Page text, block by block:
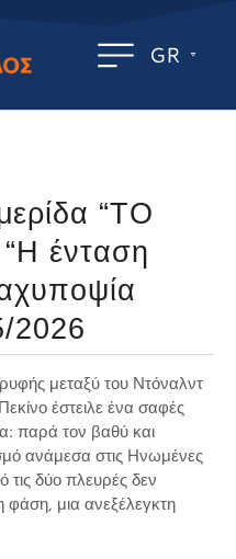
GR
“ΤΟ
ένταση
2026
μεταξύ του Ντόναλντ
έστειλε ένα σαφές
παρά τον βαθύ και
ανάμεσα στις Ηνωμένες
τις δύο πλευρές δεν
φάση, μια ανεξέλεγκτη